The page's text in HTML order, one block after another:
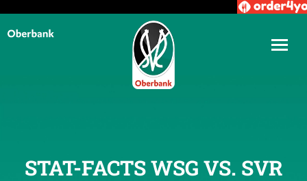
STAT-FACTS WSG VS. SVR